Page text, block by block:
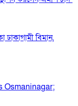
ঢাকাগামী বিমান,
Osmaninagar;